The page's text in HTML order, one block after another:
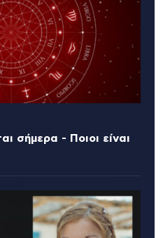
σήμερα - Ποιοι είναι